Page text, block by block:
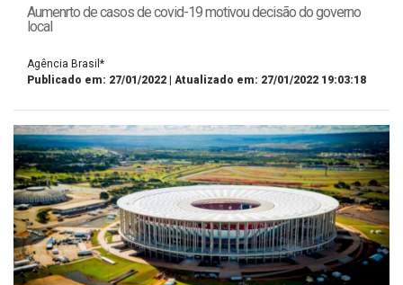
Aumenrto de casos de covid-19 motivou decisão do governo
local
Agência Brasil*
Publicado em: 27/01/2022 | Atualizado em: 27/01/2022 19:03:18